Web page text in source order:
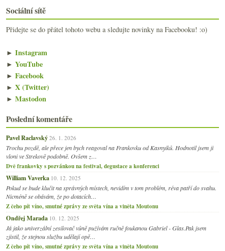
Sociální sítě
Přidejte se do přátel tohoto webu a sledujte novinky na Facebooku! :o)
► Instagram
► YouTube
► Facebook
► X (Twitter)
► Mastodon
Poslední komentáře
Pavel Raclavský 26. 1. 2026
Trochu pozdě, ale přece jen bych reagoval na Frankovku od Kasnyiků. Hodnotil jsem ji
vloni ve Strekově podobně. Ovšem z…
Dvě frankovky s pozvánkou na festival, degustace a konferenci
William Vaverka 10. 12. 2025
Pokud se bude klučit na správných místech, nevidím v tom problém, réva patří do svahu.
Nicméně se obávám, že po dotacích…
Z čeho pít víno, smutné zprávy ze světa vína a viněta Moutonu
Ondřej Marada 10. 12. 2025
Já jako univerzální zesilovač vůně pužívám ručně foukanou Gabriel - Glas.Pak jsem
zjistil, že stejnou službu udělají opě…
Z čeho pít víno, smutné zprávy ze světa vína a viněta Moutonu